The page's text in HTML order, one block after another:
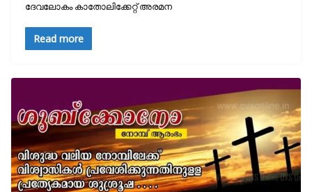
ദേ​​വ​​ലോ​​കം കാ​​തോ​​ലി​​ക്കേറ്റ് അ​​ര​​മ​​ന
Read more